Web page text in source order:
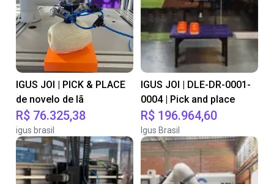
IGUS JOI | PICK & PLACE
de novelo de lã
R$ 76.325,38
igus brasil
IGUS JOI | DLE-DR-0001-
0004 | Pick and place
R$ 196.964,60
Igus Brasil